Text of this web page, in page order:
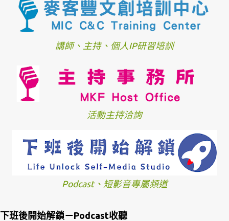
講師、主持、個人IP研習培訓
活動主持洽詢
Podcast、短影音專屬頻道
下班後開始解鎖－Podcast收聽